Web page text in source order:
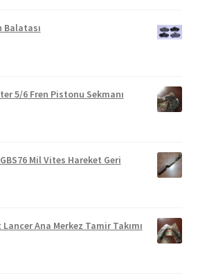
Balatası
5/6 Fren Pistonu Sekmanı
Mil Vites Hareket Geri
Ana Merkez Tamir Takımı